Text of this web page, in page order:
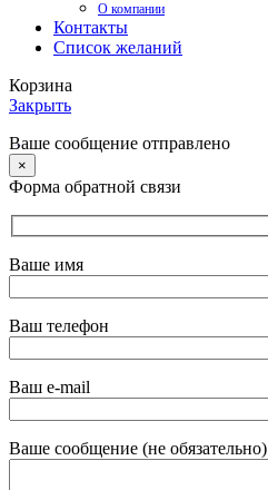
О компании
Контакты
Список желаний
Корзина
Закрыть
Ваше сообщение отправлено
×
Форма обратной связи
Ваше имя
Ваш телефон
Ваш e-mail
Ваше сообщение (не обязательно)